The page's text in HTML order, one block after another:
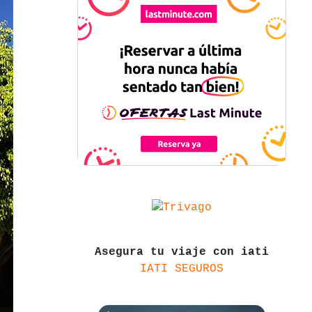
Asegura tu viaje con iati
IATI SEGUROS